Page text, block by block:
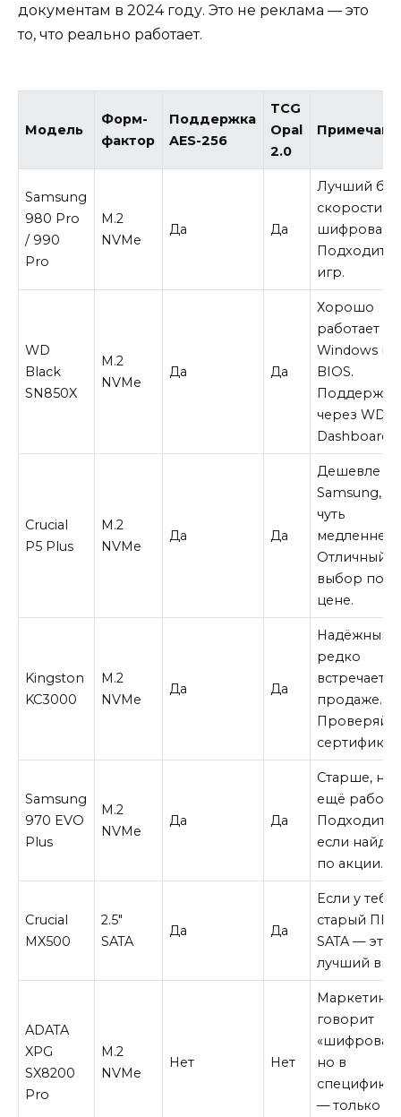
документам в 2024 году. Это не реклама — это
то, что реально работает.
Модель
Форм-
фактор
Поддержка
AES-256
TCG
Opal
2.0
Samsung
980 Pro
/ 990
Pro
M.2
NVMe
Да Да
Лучший
скорости и
Подходит
игр.
WD
Black
SN850X
M.2
NVMe
Да Да
Хорошо
работает с
Windows и
BIOS.
Поддержка
через WD
Dashboard.
Crucial
P5 Plus
M.2
NVMe
Да Да
Дешевле
Samsung,
чуть
медленнее.
Отличный
выбор по
цене.
Kingston
KC3000
M.2
NVMe
Да Да
Надёжный,
редко
продаже.
Проверяй
Samsung
970 EVO
Plus
M.2
NVMe
Да Да
Старше, но
ещё
Подходит,
если
по акции.
Crucial
MX500
2.5″
SATA
Да Да
Если у тебя
старый ПК с
SATA — это
лучший
ADATA
XPG
SX8200
Pro
M.2
NVMe
Нет Нет
Маркетинг
говорит
но в
— только